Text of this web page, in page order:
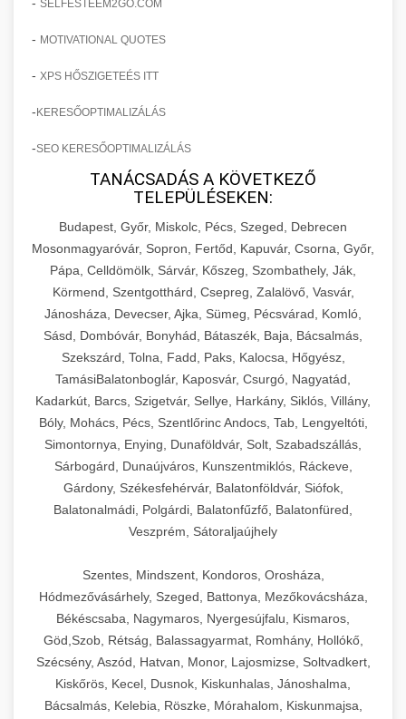
SELFESTEEM2GO.COM
- MOTIVATIONAL QUOTES
- XPS HŐSZIGETEÉS ITT
- KERESŐOPTIMALIZÁLÁS
-SEO KERESŐOPTIMALIZÁLÁS
TANÁCSADÁS A KÖVETKEZŐ
TELEPÜLÉSEKEN:
Budapest, Győr, Miskolc, Pécs, Szeged, Debrecen
Mosonmagyaróvár, Sopron, Fertőd, Kapuvár, Csorna, Győr,
Pápa, Celldömölk, Sárvár, Kőszeg, Szombathely, Ják,
Körmend, Szentgotthárd, Csepreg, Zalalövő, Vasvár,
Jánosháza, Devecser, Ajka, Sümeg, Pécsvárad, Komló,
Sásd, Dombóvár, Bonyhád, Bátaszék, Baja, Bácsalmás,
Szekszárd, Tolna, Fadd, Paks, Kalocsa, Hőgyész,
TamásiBalatonboglár, Kaposvár, Csurgó, Nagyatád,
Kadarkút, Barcs, Szigetvár, Sellye, Harkány, Siklós, Villány,
Bóly, Mohács, Pécs, Szentlőrinc Andocs, Tab, Lengyeltóti,
Simontornya, Enying, Dunaföldvár, Solt, Szabadszállás,
Sárbogárd, Dunaújváros, Kunszentmiklós, Ráckeve,
Gárdony, Székesfehérvár, Balatonföldvár, Siófok,
Balatonalmádi, Polgárdi, Balatonfűzfő, Balatonfüred,
Veszprém, Sátoraljaújhely
Szentes, Mindszent, Kondoros, Orosháza,
Hódmezővásárhely, Szeged, Battonya, Mezőkovácsháza,
Békéscsaba, Nagymaros, Nyergesújfalu, Kismaros,
Göd,Szob, Rétság, Balassagyarmat, Romhány, Hollókő,
Szécsény, Aszód, Hatvan, Monor, Lajosmizse, Soltvadkert,
Kiskőrös, Kecel, Dusnok, Kiskunhalas, Jánoshalma,
Bácsalmás, Kelebia, Röszke, Mórahalom, Kiskunmajsa,